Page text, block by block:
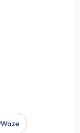
Waze